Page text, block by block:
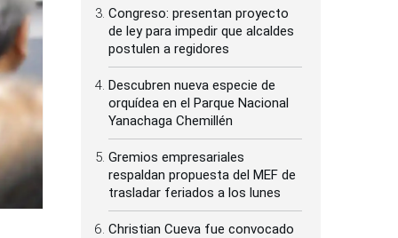
Congreso: presentan proyecto
de ley para impedir que alcaldes
postulen a regidores
Descubren nueva especie de
orquídea en el Parque Nacional
Yanachaga Chemillén
Gremios empresariales
respaldan propuesta del MEF de
trasladar feriados a los lunes
Christian Cueva fue convocado